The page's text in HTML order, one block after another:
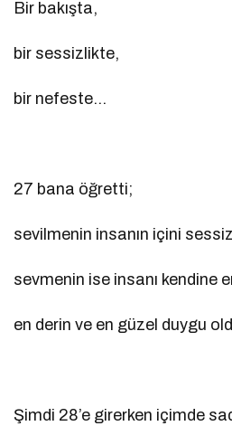
Bir bakışta,
bir sessizlikte,
bir nefeste…
27 bana öğretti;
sevilmenin insanın içini
sevmenin ise insanı kendine
en derin ve en güzel duygu
Şimdi 28’e girerken içimde